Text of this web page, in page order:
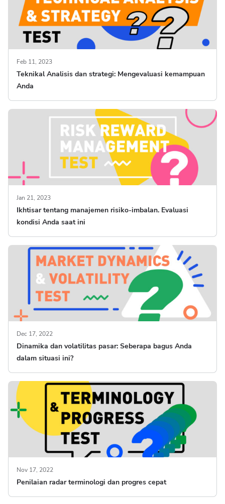
Feb 11, 2023
Teknikal Analisis dan strategi: Mengevaluasi kemampuan
Anda
Jan 21, 2023
Ikhtisar tentang manajemen risiko-imbalan. Evaluasi
kondisi Anda saat ini
Dec 17, 2022
Dinamika dan volatilitas pasar: Seberapa bagus Anda
dalam situasi ini?
Nov 17, 2022
Penilaian radar terminologi dan progres cepat